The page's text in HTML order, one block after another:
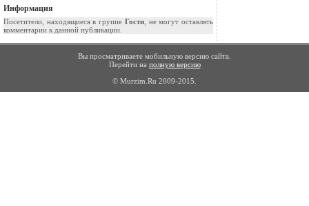
Информация
Посетители, находящиеся в группе Гости, не могут оставлять
комментарии к данной публикации.
Вы просматриваете мобильную версию сайта.
Перейти на полную версию
© Murzim.Ru 2009-2015.